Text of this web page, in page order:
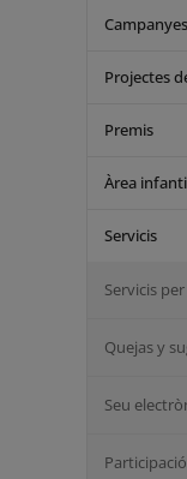
Campanyes
Projectes
Premis
Àrea
Servicis
Servicis
Quejas y
Seu